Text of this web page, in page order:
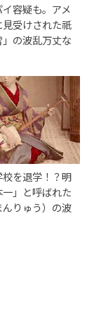
容疑も。アメ
受けされた祇
の波乱万丈な
を退学！？明
」と呼ばれた
りゅう）の波